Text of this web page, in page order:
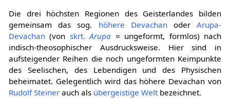
Die drei höchsten Regionen des Geisterlandes bilden
gemeinsam das sog. höhere DevachanoderArupa-
Devachan(von skrt. Arupa = ungeformt, formlos) nach
indisch-theosophischer Ausdrucksweise. Hier sind in
aufsteigender Reihen die noch ungeformten Keimpunkte
des Seelischen, des Lebendigen und des Physischen
beheimatet. Gelegentlich wird das höhere Devachan von
Rudolf Steinerauch als übergeistige Weltbezeichnet.